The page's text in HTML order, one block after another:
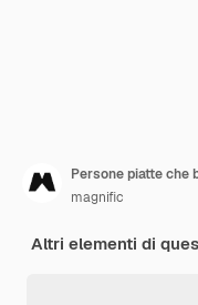
Persone piatte che
magnific
Altri elementi di